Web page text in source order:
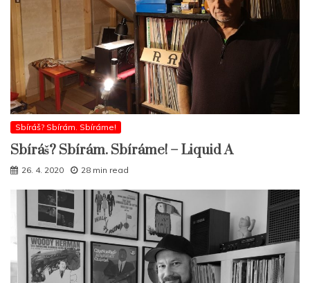
Sbíráš? Sbírám. Sbíráme!
Sbíráš? Sbírám. Sbíráme! – Liquid A
26. 4. 2020 28 min read